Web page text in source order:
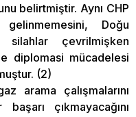
belirtmiştir. Aynı CHP
Doğu
silahlar çevrilmişken
diplomasi mücadelesi
(2)
arama çalışmalarını
çıkmayacağını